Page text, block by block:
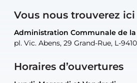
Vous nous trouverez ici
Administration Communale de
pl. Vic. Abens, 29 Grand-Rue, L-
Horaires d’ouvertures
Administration Communale de
pl. Vic. Abens, 29 Grand-Rue, L-
Administration Communale de
pl. Vic. Abens, 29 Grand-Rue, L-
Administration Communale de
pl. Vic. Abens, 29 Grand-Rue, L-
Atelier Communal de la Ville de
30, rue Neugarten, L-9422 Vianden